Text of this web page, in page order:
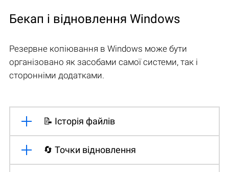
Бекап і відновлення Windows
Резервне копіювання в Windows може бути
організовано як засобами самої системи, так і
сторонніми додатками.
📝 Історія файлів
🔄 Точки відновлення